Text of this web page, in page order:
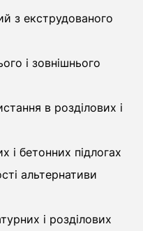
з екструдованого
і зовнішнього
в розділових і
і бетонних підлогах
альтернативи
і розділових